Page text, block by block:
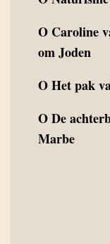
O Caroline
om Joden
OHet pak
ODe
Marbe